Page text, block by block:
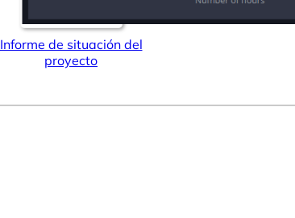
Informe de situación del
proyecto